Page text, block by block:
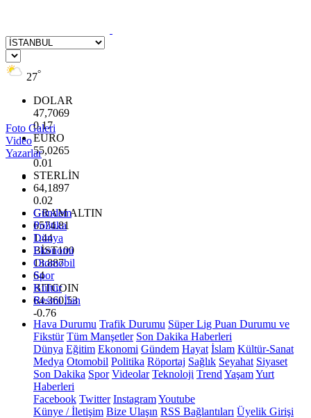
27°
DOLAR
47,7069
0.17
EURO
55,0265
0.01
STERLİN
64,1897
0.02
GRAM ALTIN
6574.81
1.44
BİST100
13.887
64
BITCOIN
64.360,53
-0.76
Foto Galeri
Video
Yazarlar
Gündem
Politika
Dünya
Ekonomi
Otomobil
Spor
Kültür
Resmi İlan
Hava Durumu Trafik Durumu Süper Lig Puan Durumu ve
Fikstür Tüm Manşetler Son Dakika Haberleri
Dünya Eğitim Ekonomi Gündem Hayat İslam Kültür-Sanat
Medya Otomobil Politika Röportaj Sağlık Seyahat Siyaset
Son Dakika Spor Videolar Teknoloji Trend YaşamYurt
Haberleri
Facebook Twitter InstagramYoutube
Künye / İletişim Bize Ulaşın RSS Bağlantıları Üyelik Girişi